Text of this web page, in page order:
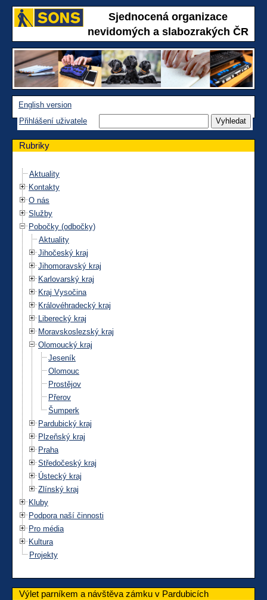
Sjednocená organizace
nevidomých a slabozrakých ČR
English version
Přihlášení uživatele
Rubriky
Aktuality
Kontakty
O nás
Služby
Pobočky (odbočky)
Aktuality
Jihočeský kraj
Jihomoravský kraj
Karlovarský kraj
Kraj Vysočina
Královéhradecký kraj
Liberecký kraj
Moravskoslezský kraj
Olomoucký kraj
Jeseník
Olomouc
Prostějov
Přerov
Šumperk
Pardubický kraj
Plzeňský kraj
Praha
Středočeský kraj
Ústecký kraj
Zlínský kraj
Kluby
Podpora naší činnosti
Pro média
Kultura
Projekty
Výlet parníkem a návštěva zámku v Pardubicích